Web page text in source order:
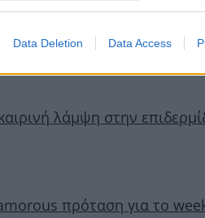
Data Deletion Data Access
ζεστό και φυσικό
λάμψη στην
πρόταση για τo